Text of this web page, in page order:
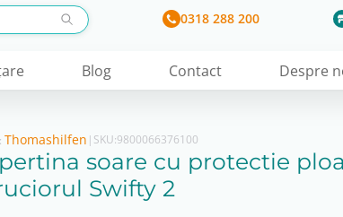
0318 288 200
Blog Contact Despre
Thomashilfen | SKU:9800066376100
soare cu protectie
Swifty 2